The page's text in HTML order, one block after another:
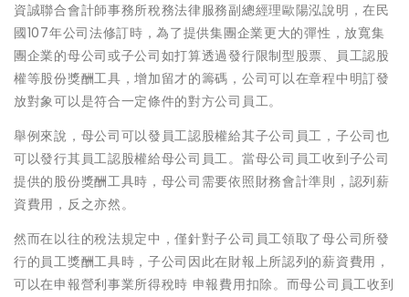
資誠聯合會計師事務所稅務法律服務副總經理歐陽泓說明，在民
國107年公司法修訂時，為了提供集團企業更大的彈性，放寬集
團企業的母公司或子公司如打算透過發行限制型股票、員工認股
權等股份獎酬工具，增加留才的籌碼，公司可以在章程中明訂發
放對象可以是符合一定條件的對方公司員工。
舉例來說，母公司可以發員工認股權給其子公司員工，子公司也
可以發行其員工認股權給母公司員工。當母公司員工收到子公司
提供的股份獎酬工具時，母公司需要依照財務會計準則，認列薪
資費用，反之亦然。
然而在以往的稅法規定中，僅針對子公司員工領取了母公司所發
行的員工獎酬工具時，子公司因此在財報上所認列的薪資費用，
可以在申報營利事業所得稅時 申報費用扣除。而母公司員工收到